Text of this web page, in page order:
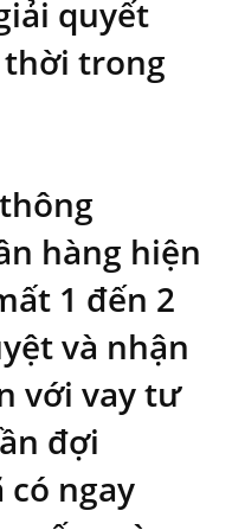
quyết
trong
hàng hiện
1 đến 2
và nhận
với vay tư
đợi
có ngay